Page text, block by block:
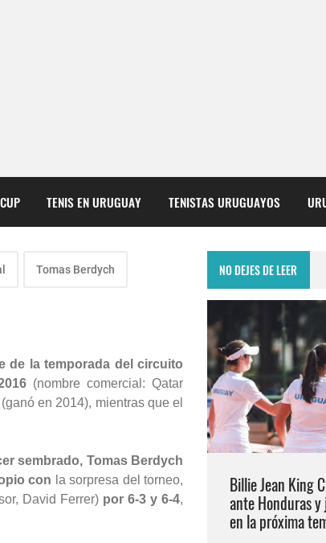
TENIS EN URUGUAY TENISTAS URUGUAYOS
Tomas Berdych
de la temporada del circuito
(nombre comercial: Qatar
en 2014), mientras que el
sembrado, Tomas Berdych
con la sorpresa del torneo,
David Ferrer) por 6-3 y 6-4,
NO DEJES DE LEER
Billie Jean King
ante Honduras
en la próxima